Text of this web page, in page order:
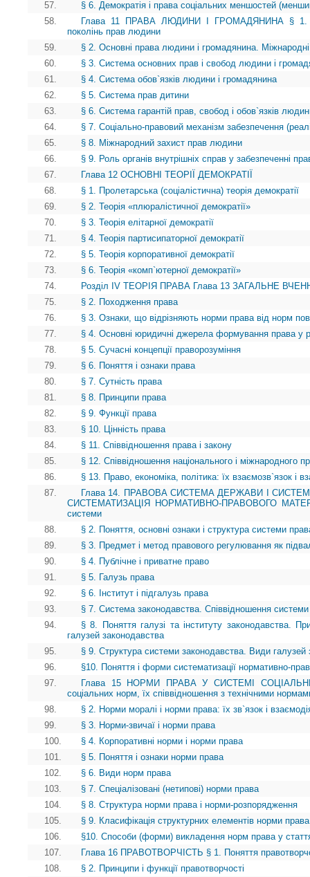
57.
§ 6. Демократія і права соціальних меншостей
58.
Глава 11 ПРАВА ЛЮДИНИ І ГРОМАДЯНИНА § 1.
поколінь прав людини
59.
§ 2. Основні права людини і громадянина.
60.
§ 3. Система основних прав і свобод людини і
61.
§ 4. Система обов`язків людини і громадянина
62.
§ 5. Система прав дитини
63.
§ 6. Система гарантій прав, свобод і обов`язків
64.
§ 7. Соціально-правовий механізм забезпечення
65.
§ 8. Міжнародний захист прав людини
66.
§ 9. Роль органів внутрішніх справ у забезпеченні
67.
Глава 12 ОСНОВНІ ТЕОРІЇ ДЕМОКРАТІЇ
68.
§ 1. Пролетарська (соціалістична) теорія демократії
69.
§ 2. Теорія «плюралістичної демократії»
70.
§ 3. Теорія елітарної демократії
71.
§ 4. Теорія партисипаторної демократії
72.
§ 5. Теорія корпоративної демократії
73.
§ 6. Теорія «комп`ютерної демократії»
74.
Розділ IV ТЕОРІЯ ПРАВА Глава 13 ЗАГАЛЬНЕ
75.
§ 2. Походження права
76.
§ 3. Ознаки, що відрізняють норми права від норм
77.
§ 4. Основні юридичні джерела формування права у
78.
§ 5. Сучасні концепції праворозуміння
79.
§ 6. Поняття і ознаки права
80.
§ 7. Сутність права
81.
§ 8. Принципи права
82.
§ 9. Функції права
83.
§ 10. Цінність права
84.
§ 11. Співвідношення права і закону
85.
§ 12. Співвідношення національного і міжнародного
86.
§ 13. Право, економіка, політика: їх взаємозв`язок і
87.
Глава 14. ПРАВОВА СИСТЕМА ДЕРЖАВИ І
СИСТЕМАТИЗАЦІЯ НОРМАТИВНО-ПРАВОВОГО
системи
88.
§ 2. Поняття, основні ознаки і структура системи
89.
§ 3. Предмет і метод правового регулювання як
90.
§ 4. Публічне і приватне право
91.
§ 5. Галузь права
92.
§ 6. Інститут і підгалузь права
93.
§ 7. Система законодавства. Співвідношення
94.
§ 8. Поняття галузі та інституту законодавства.
галузей законодавства
95.
§ 9. Структура системи законодавства. Види галузей
96.
§10. Поняття і форми систематизації нормативно-
97.
Глава 15 НОРМИ ПРАВА У СИСТЕМІ
соціальних норм, їх співвідношення з технічними
98.
§ 2. Норми моралі і норми права: їх зв`язок і
99.
§ 3. Норми-звичаї і норми права
100.
§ 4. Корпоративні норми і норми права
101.
§ 5. Поняття і ознаки норми права
102.
§ 6. Види норм права
103.
§ 7. Спеціалізовані (нетипові) норми права
104.
§ 8. Структура норми права і норми-розпорядження
105.
§ 9. Класифікація структурних елементів норми
106.
§10. Способи (форми) викладення норм права у
107.
Глава 16 ПРАВОТВОРЧІСТЬ § 1. Поняття
108.
§ 2. Принципи і функції правотворчості